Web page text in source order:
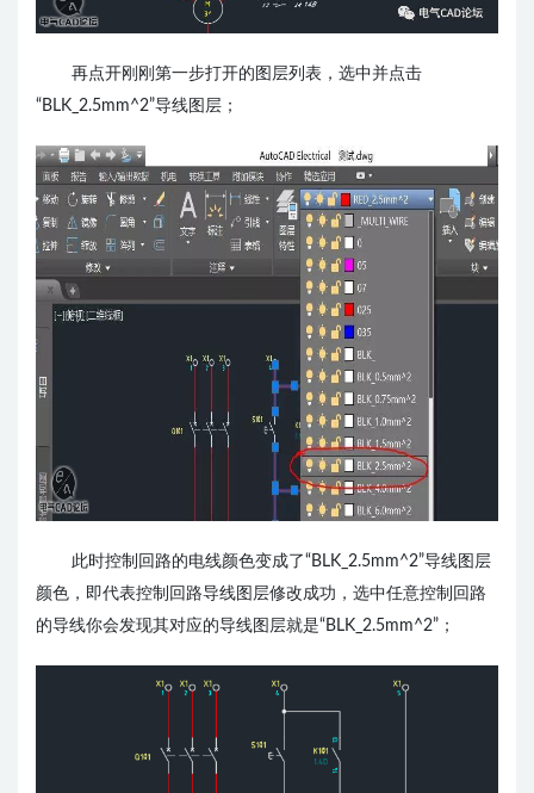
再点开刚刚第一步打开的图层列表，选中并点击
“BLK_2.5mm^2”导线图层；
此时控制回路的电线颜色变成了“BLK_2.5mm^2”导线图层
颜色，即代表控制回路导线图层修改成功，选中任意控制回路
的导线你会发现其对应的导线图层就是“BLK_2.5mm^2”；